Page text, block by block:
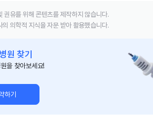
권유를 위해 콘텐츠를 제작하지 않습니다.
의학적 지식을 자문 받아 활용했습니다.
원 찾기
을 찾아보세요!
하기